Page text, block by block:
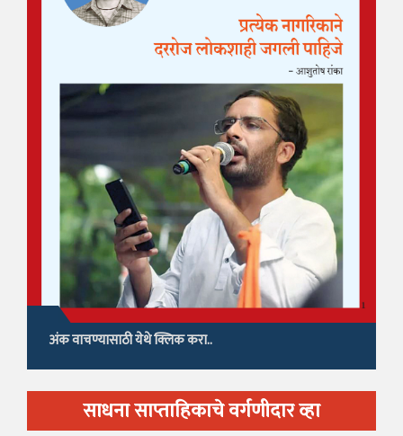
अंक वाचण्यासाठी येथे क्लिक करा..
साधना साप्ताहिकाचे वर्गणीदार व्हा